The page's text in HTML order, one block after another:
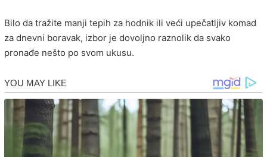
Bilo da tražite manji tepih za hodnik ili veći upečatljiv komad
za dnevni boravak, izbor je dovoljno raznolik da svako
pronađe nešto po svom ukusu.